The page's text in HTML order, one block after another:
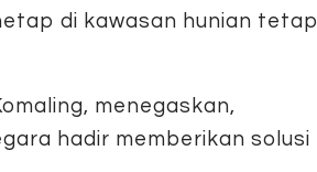
di kawasan hunian tetap
menegaskan,
hadir memberikan solusi